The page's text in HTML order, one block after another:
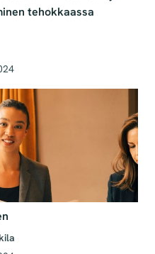
tehokkaassa